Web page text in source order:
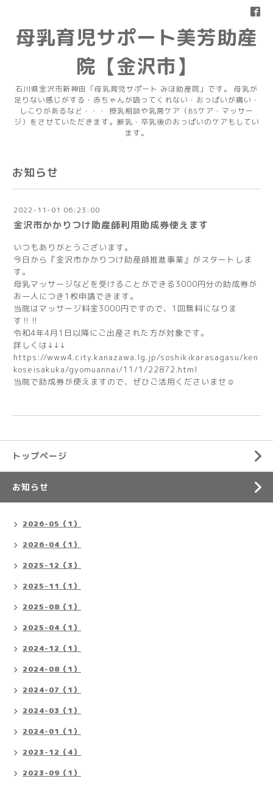
母乳育児サポート美芳助産
院【金沢市】
石川県金沢市新神田「母乳育児サポート みほ助産院」です。 母乳が
足りない感じがする・赤ちゃんが吸ってくれない・おっぱいが痛い・
しこりがあるなど・・・ 授乳相談や乳房ケア（BSケア・マッサー
ジ）をさせていただきます。断乳・卒乳後のおっぱいのケアもしてい
ます。
お知らせ
2022-11-01 06:23:00
金沢市かかりつけ助産師利用助成券使えます
いつもありがとうございます。
今日から『金沢市かかりつけ助産師推進事業』がスタートしま
す。
母乳マッサージなどを受けることができる3000円分の助成券が
お一人につき1枚申請できます。
当院はマッサージ料金3000円ですので、1回無料になりま
す‼️‼️
令和4年4月1日以降にご出産された方が対象です。
詳しくは↓↓↓
https://www4.city.kanazawa.lg.jp/soshikikarasagasu/ken
koseisakuka/gyomuannai/11/1/22872.html
当院で助成券が使えますので、ぜひご活用くださいませ☺️
トップページ
お知らせ
2026-05（1）
2026-04（1）
2025-12（3）
2025-11（1）
2025-08（1）
2025-04（1）
2024-12（1）
2024-08（1）
2024-07（1）
2024-03（1）
2024-01（1）
2023-12（4）
2023-09（1）